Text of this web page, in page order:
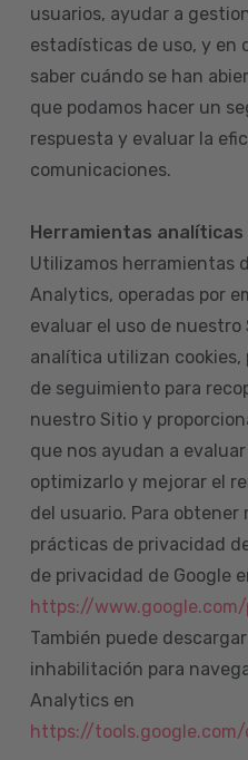
usuarios, ayudar a
estadísticas de uso, y en
saber cuándo se han
que podamos hacer un
respuesta y evaluar la
comunicaciones.
Herramientas
Utilizamos herramientas
Analytics, operadas por
evaluar el uso de nuestro
analítica utilizan
de seguimiento para
nuestro Sitio y
que nos ayudan a
optimizarlo y mejorar el
del usuario. Para
prácticas de privacidad
de privacidad de Google
https://
También puede
inhabilitación para
Analytics en
https://